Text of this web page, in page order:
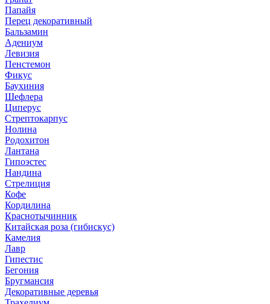
Папайя
Перец декоративный
Бальзамин
Адениум
Левизия
Пенстемон
Фикус
Баухиния
Шефлера
Циперус
Стрептокарпус
Нолина
Родохитон
Лантана
Гипоэстес
Нандина
Стрелиция
Кофе
Кордилина
Краснотычинник
Китайская роза (гибискус)
Камелия
Лавр
Гипестис
Бегония
Бругмансия
Декоративные деревья